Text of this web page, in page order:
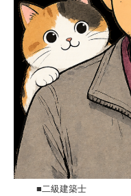
■二級建築士